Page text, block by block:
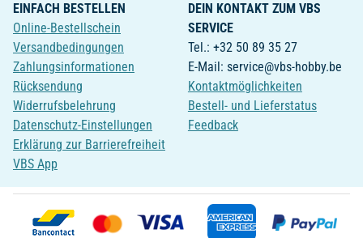
EINFACH BESTELLEN
Online-Bestellschein
Versandbedingungen
Zahlungsinformationen
Rücksendung
Widerrufsbelehrung
Datenschutz-Einstellungen
Erklärung zur Barrierefreiheit
VBS App
DEIN KONTAKT ZUM VBS
SERVICE
Tel.: +32 50 89 35 27
E-Mail: service@vbs-hobby.be
Kontaktmöglichkeiten
Bestell- und Lieferstatus
Feedback